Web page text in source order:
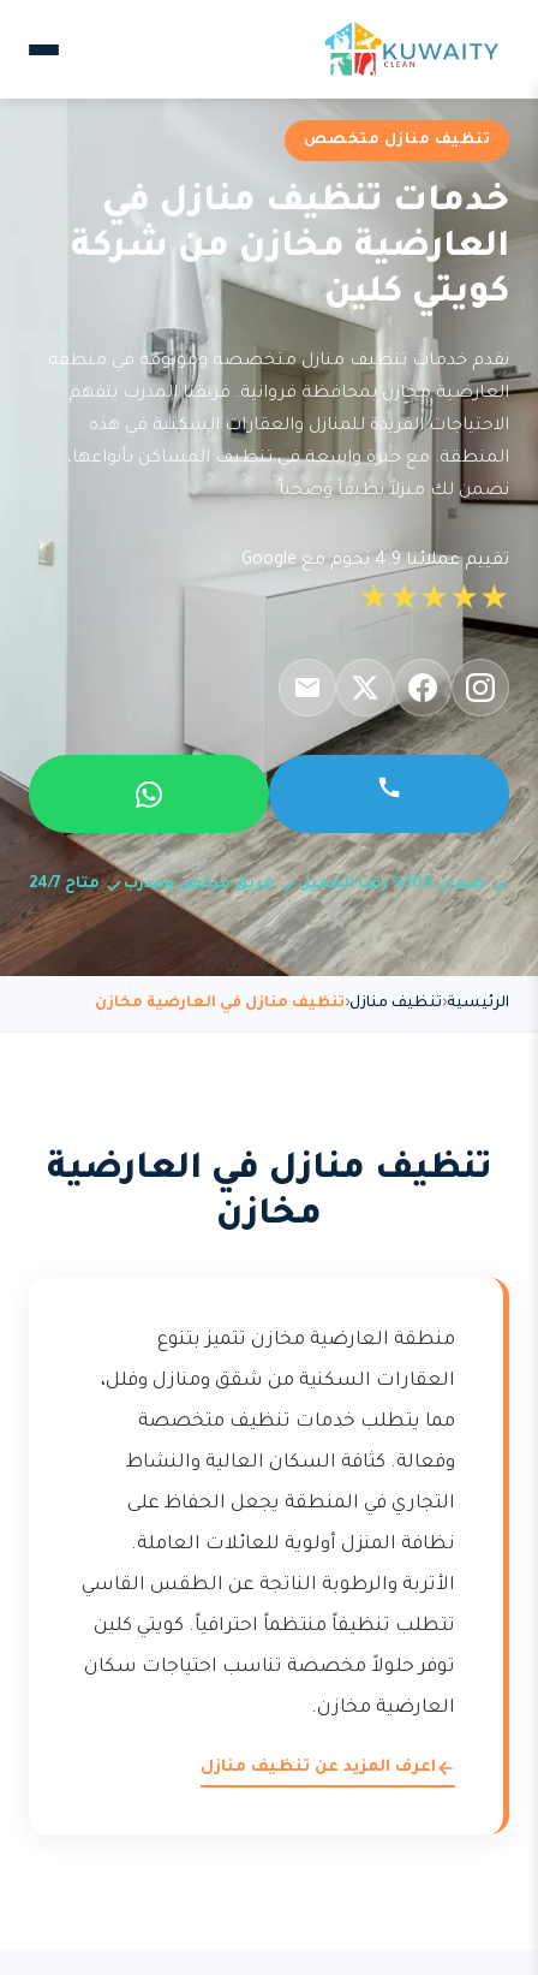
تنظيف منازل متخصص
خدمات تنظيف منازل في
العارضية مخازن من شركة
كويتي كلين
نقدم خدمات تنظيف منازل متخصصة وموثوقة في منطقة
العارضية مخازن بمحافظة فروانية. فريقنا المدرب يتفهم
الاحتياجات الفريدة للمنازل والعقارات السكنية في هذه
المنطقة. مع خبرة واسعة في تنظيف المساكن بأنواعها،
نضمن لك منزلاً نظيفاً وصحياً.
تقييم عملائنا 4.9 نجوم مع Google
★★★★★
ضمان 100% رضا العميل فريق مرخص ومدرب متاح 24/7
الرئيسية تنظيف منازل تنظيف منازل في العارضية مخازن
تنظيف منازل في العارضية
مخازن
منطقة العارضية مخازن تتميز بتنوع
العقارات السكنية من شقق ومنازل وفلل،
مما يتطلب خدمات تنظيف متخصصة
وفعالة. كثافة السكان العالية والنشاط
التجاري في المنطقة يجعل الحفاظ على
نظافة المنزل أولوية للعائلات العاملة.
الأتربة والرطوبة الناتجة عن الطقس القاسي
تتطلب تنظيفاً منتظماً احترافياً. كويتي كلين
توفر حلولاً مخصصة تناسب احتياجات سكان
العارضية مخازن.
اعرف المزيد عن تنظيف منازل